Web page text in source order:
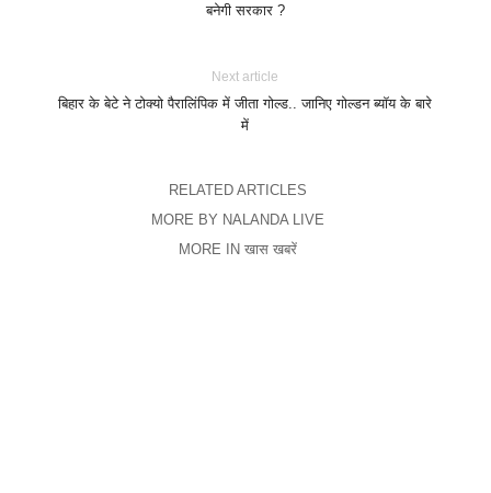
बनेगी सरकार ?
Next article
बिहार के बेटे ने टोक्यो पैरालिंपिक में जीता गोल्ड.. जानिए गोल्डन ब्यॉय के बारे
में
RELATED ARTICLES
MORE BY NALANDA LIVE
MORE IN खास खबरें